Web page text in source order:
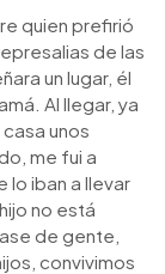
quien prefirió
de las
un lugar, él
Al llegar, ya
unos
me fui a
lo iban a llevar
no está
de gente,
convivimos